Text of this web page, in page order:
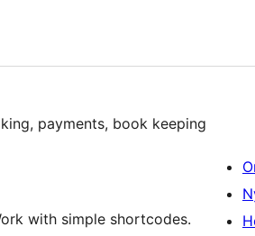
payments, book keeping
with simple shortcodes.